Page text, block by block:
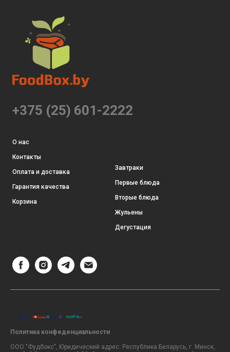
+375 (25) 601-2222
О нас
Контакты
Оплата и доставка
Гарантия качества
Корзина
Завтраки
Первые блюда
Вторые блюда
Жульены
Дегустация
Политика конфеденциальности
ООО "Фудбокс", Юридический адрес: Республика Беларусь, г. Минск,